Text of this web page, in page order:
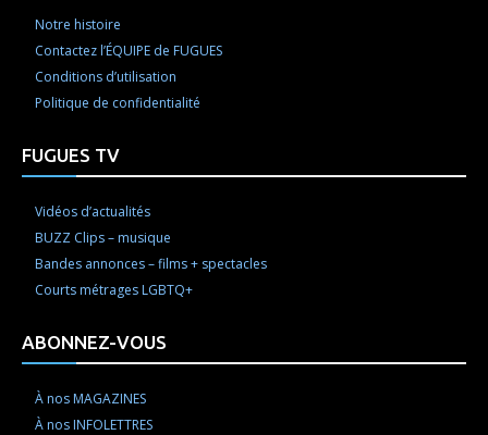
Notre histoire
Contactez l’ÉQUIPE de FUGUES
Conditions d’utilisation
Politique de confidentialité
FUGUES TV
Vidéos d’actualités
BUZZ Clips – musique
Bandes annonces – films + spectacles
Courts métrages LGBTQ+
ABONNEZ-VOUS
À nos MAGAZINES
À nos INFOLETTRES